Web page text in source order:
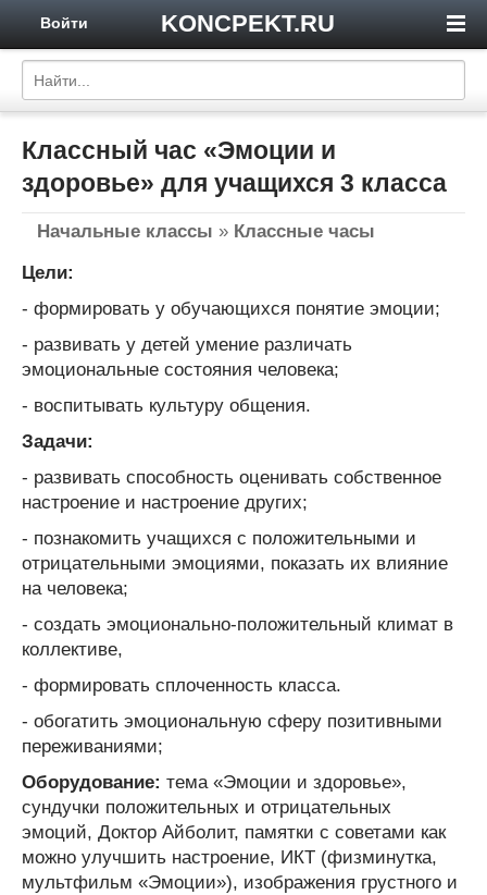
KONCPEKT.RU
Войти
Классный час «Эмоции и
здоровье» для учащихся 3 класса
Начальные классы » Классные часы
Цели:
- формировать у обучающихся понятие эмоции;
- развивать у детей умение различать
эмоциональные состояния человека;
- воспитывать культуру общения.
Задачи:
- развивать способность оценивать собственное
настроение и настроение других;
- познакомить учащихся с положительными и
отрицательными эмоциями, показать их влияние
на человека;
- создать эмоционально-положительный климат в
коллективе,
- формировать сплоченность класса.
- обогатить эмоциональную сферу позитивными
переживаниями;
Оборудование: тема «Эмоции и здоровье»,
сундучки положительных и отрицательных
эмоций, Доктор Айболит, памятки с советами как
можно улучшить настроение, ИКТ (физминутка,
мультфильм «Эмоции»), изображения грустного и